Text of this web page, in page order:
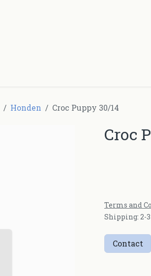
Honden Croc Puppy 30/14
Croc
Terms and
Shipping: 2-3
Contact